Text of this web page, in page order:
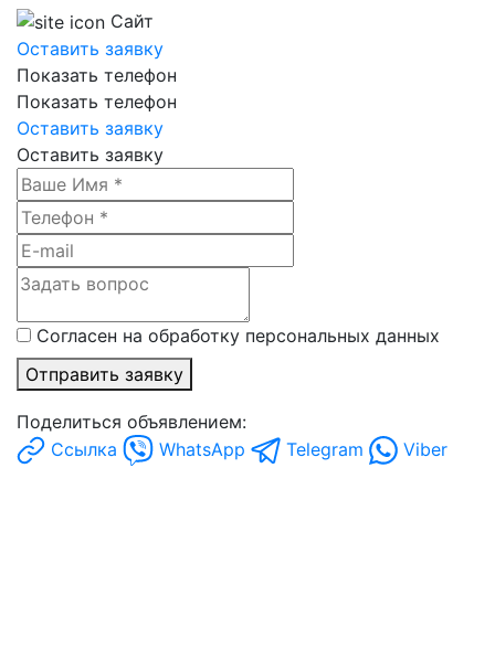
Сайт
Оставить заявку
Показать телефон
Показать телефон
Оставить заявку
Оставить заявку
Согласен на обработку персональных данных
Отправить заявку
Поделиться объявлением:
Ссылка
WhatsApp Telegram Viber